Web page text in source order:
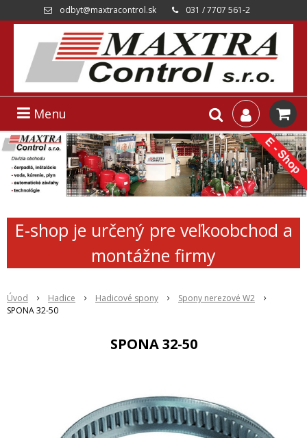
odbyt@maxtracontrol.sk 031 / 7707 561-2
Menu
E-shop je určený pre veľkoobchod a
montážne firmy
Úvod Hadice Hadicové spony
Spony nerezové W2
SPONA 32-50
SPONA 32-50